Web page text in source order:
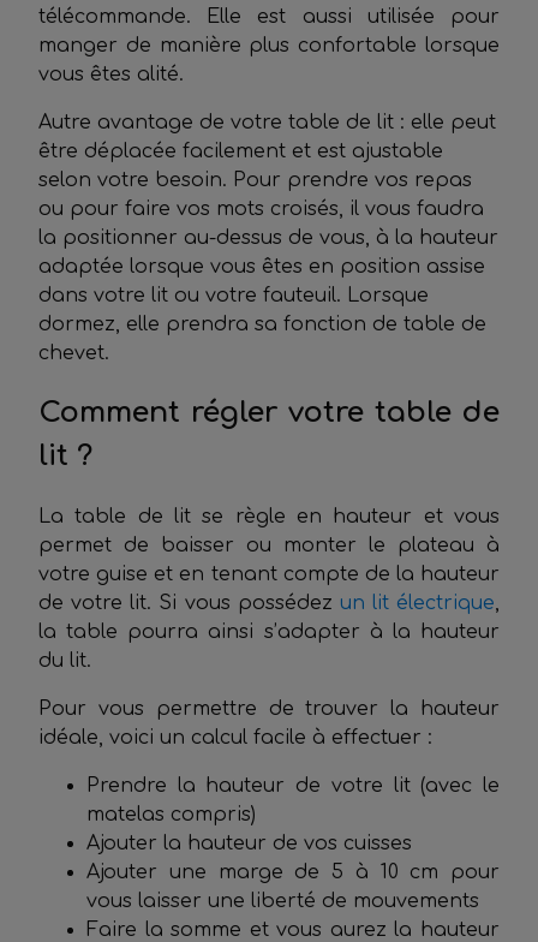
télécommande. Elle est aussi utilisée pour
manger de manière plus confortable lorsque
vous êtes alité.
Autre avantage de votre table de lit : elle peut
être déplacée facilement et est ajustable
selon votre besoin. Pour prendre vos repas
ou pour faire vos mots croisés, il vous faudra
la positionner au-dessus de vous, à la hauteur
adaptée lorsque vous êtes en position assise
dans votre lit ou votre fauteuil. Lorsque
dormez, elle prendra sa fonction de table de
chevet.
Comment régler votre table de
lit ?
La table de lit se règle en hauteur et vous
permet de baisser ou monter le plateau à
votre guise et en tenant compte de la hauteur
de votre lit. Si vous possédez un lit électrique
la table pourra ainsi s’adapter à la hauteur
du lit.
Pour vous permettre de trouver la hauteur
idéale, voici un calcul facile à effectuer :
Prendre la hauteur de votre lit (avec le
matelas compris)
Ajouter la hauteur de vos cuisses
Ajouter une marge de 5 à 10 cm pour
vous laisser une liberté de mouvements
Faire la somme et vous aurez la hauteur